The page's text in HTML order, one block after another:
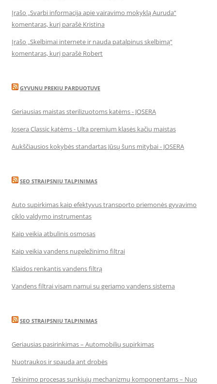
Įrašo „Svarbi informacija apie vairavimo mokyklą Auruda“
komentaras, kurį parašė Kristina
Įrašo „Skelbimai internete ir nauda patalpinus skelbimą“
komentaras, kurį parašė Robert
GYVUNU PREKIU PARDUOTUVE
Geriausias maistas sterilizuotoms katėms - JOSERA
Josera Classic katėms - Ulta premium klasės kačių maistas
Aukščiausios kokybės standartas Jūsų šuns mitybai - JOSERA
SEO STRAIPSNIU TALPINIMAS
Auto supirkimas kaip efektyvus transporto priemonės gyvavimo
ciklo valdymo instrumentas
Kaip veikia atbulinis osmosas
Kaip veikia vandens nugeležinimo filtrai
Klaidos renkantis vandens filtrą
Vandens filtrai visam namui su geriamo vandens sistema
SEO STRAIPSNIU TALPINIMAS
Geriausias pasirinkimas – Automobilių supirkimas
Nuotraukos ir spauda ant drobės
Tekinimo procesas sunkiųjų mechanizmų komponentams – Nuo